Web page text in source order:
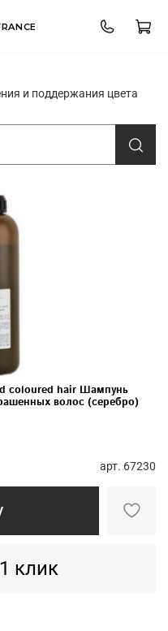
и поддержания цвета
арт. 67230
coloured hair Шампунь
волос (серебро)
клик